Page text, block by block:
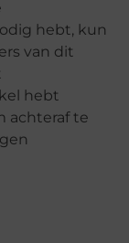
hebt, kun
van dit
hebt
achteraf te